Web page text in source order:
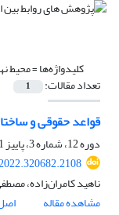
کلیدواژه‌ها =محیط
تعداد مقالات: 1
قواعد حقوقی و
دوره 12، شماره 3، پاییز 1401، صفحه
ناهید کامران‌زاده،
مشاهده مقاله